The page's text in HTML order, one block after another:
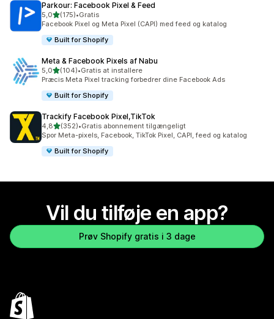
Parkour: Facebook Pixel & Feed
5,0ud af 5 stjerner
(175)
175 anmeldelser i alt
•Gratis
Facebook Pixel og Meta Pixel (CAPI) med feed og katalog
Built for Shopify
Meta & Facebook Pixels af Nabu
5,0ud af 5 stjerner
(104)
104 anmeldelser i alt
•Gratis at installere
Præcis Meta Pixel tracking forbedrer dine Facebook Ads
Built for Shopify
Trackify Facebook Pixel,TikTok
4,8ud af 5 stjerner
(352)
352 anmeldelser i alt
•Gratis abonnement tilgængeligt
Spor Meta-pixels, Facebook, TikTok Pixel, CAPI, feed og katalog
Built for Shopify
Vil du tilføje en app?
Prøv Shopify gratis i 3 dage